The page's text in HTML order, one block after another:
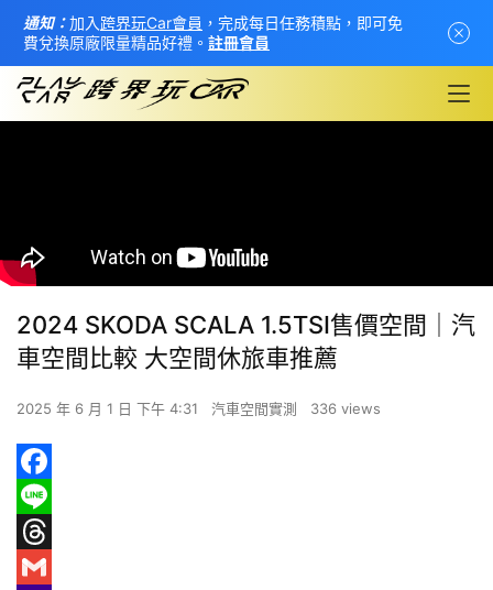
首
頁
2024 SKODA SCALA 1.5TSI售價空間│汽
車空間比較 大空間休旅車推薦
2025 年 6 月 1 日 下午 4:31 汽車空間實測 336 views
F
a
c
L
T
通知：加入 跨界玩Car會員 ，完成每日任務積點，即可免
費兌換原廠限量精品好禮。 註冊會員